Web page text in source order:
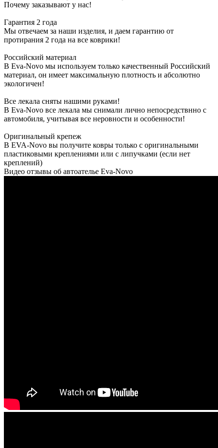
Почему заказывают у нас!
Гарантия 2 года
Мы отвечаем за наши изделия, и даем гарантию от
протирания 2 года на все коврики!
Российский материал
В Eva-Novo мы используем только качественный Российский
материал, он имеет максимальную плотность и абсолютно
экологичен!
Все лекала сняты нашими руками!
В Eva-Novo все лекала мы снимали лично непосредствнно с
автомобиля, учитывая все неровности и особенности!
Оригинальный крепеж
В EVA-Novo вы получите ковры только с оригинальными
пластиковыми креплениями или с липучками (если нет
креплений)
Видео отзывы об автоателье Eva-Novo